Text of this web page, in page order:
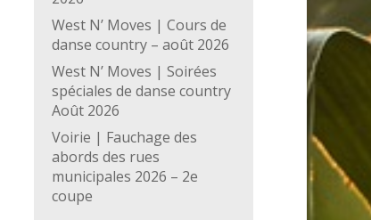
West N’ Moves | Cours de
danse country – août 2026
West N’ Moves | Soirées
spéciales de danse country
Août 2026
Voirie | Fauchage des
abords des rues
municipales 2026 – 2e
coupe